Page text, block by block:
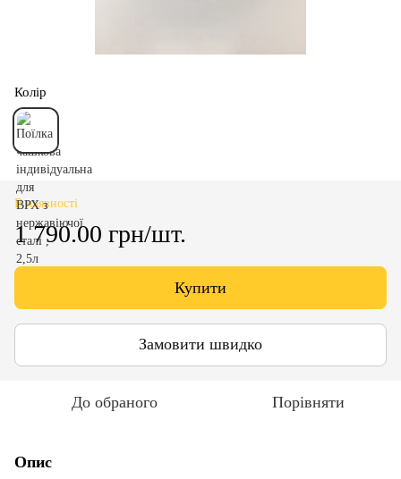
Колір
В наявності
1 790.00 грн/шт.
Купити
Замовити швидко
До обраного Порівняти
Опис